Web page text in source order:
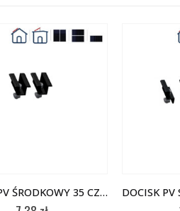
DOCISK PV ŚRODKOWY 35 CZARNY – KPL (2 SZT)